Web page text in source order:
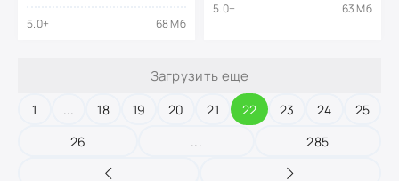
5.0+ 68 Мб
5.0+ 63 Мб
Загрузить еще
1 ... 18 19 20 21 22 23 24
25
26
... 285